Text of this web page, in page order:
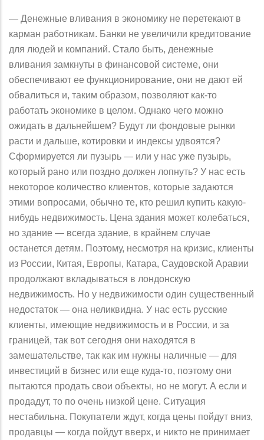
— Денежные вливания в экономику не перетекают в
карман работникам. Банки не увеличили кредитование
для людей и компаний. Стало быть, денежные
вливания замкнуты в финансовой системе, они
обеспечивают ее функционирование, они не дают ей
обвалиться и, таким образом, позволяют как-то
работать экономике в целом. Однако чего можно
ожидать в дальнейшем? Будут ли фондовые рынки
расти и дальше, котировки и индексы удвоятся?
Сформируется ли пузырь — или у нас уже пузырь,
который рано или поздно должен лопнуть? У нас есть
некоторое количество клиентов, которые задаются
этими вопросами, обычно те, кто решил купить какую-
нибудь недвижимость. Цена здания может колебаться,
но здание — всегда здание, в крайнем случае
останется детям. Поэтому, несмотря на кризис, клиенты
из России, Китая, Европы, Катара, Саудовской Аравии
продолжают вкладываться в лондонскую
недвижимость. Но у недвижимости один существенный
недостаток — она неликвидна. У нас есть русские
клиенты, имеющие недвижимость и в России, и за
границей, так вот сегодня они находятся в
замешательстве, так как им нужны наличные — для
инвестиций в бизнес или еще куда-то, поэтому они
пытаются продать свои объекты, но не могут. А если и
продадут, то по очень низкой цене. Ситуация
нестабильна. Покупатели ждут, когда цены пойдут вниз,
продавцы — когда пойдут вверх, и никто не принимает